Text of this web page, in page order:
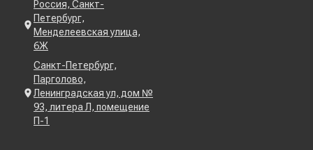
Россия, Санкт-
Петербург,
Менделеевская улица,
6Ж
Санкт-Петербург,
Парголово,
Ленинградская ул, дом №
93, литера Л, помещение
П-1